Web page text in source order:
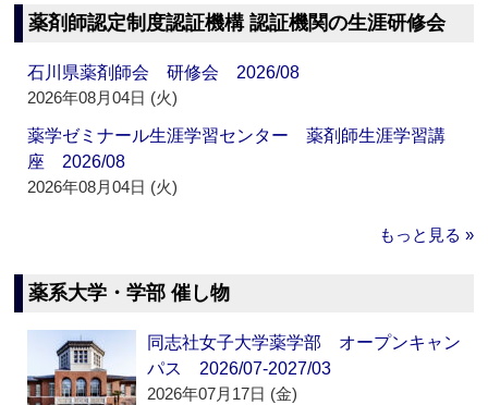
薬剤師認定制度認証機構 認証機関の生涯研修会
石川県薬剤師会 研修会 2026/08
2026年08月04日 (火)
薬学ゼミナール生涯学習センター 薬剤師生涯学習講
座 2026/08
2026年08月04日 (火)
もっと見る »
薬系大学・学部 催し物
同志社女子大学薬学部 オープンキャン
パス 2026/07-2027/03
2026年07月17日 (金)